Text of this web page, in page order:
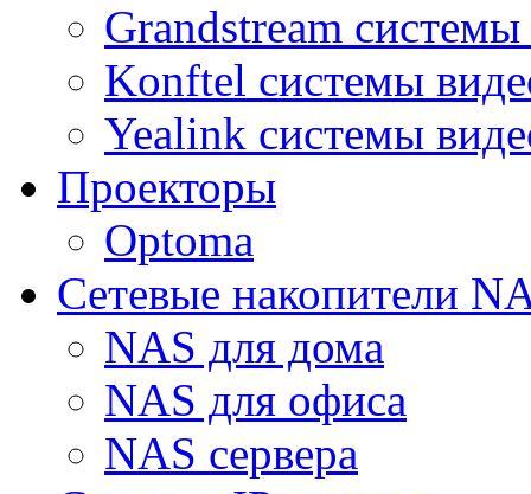
Grandstream
Konftel системы
Yealink системы
Проекторы
Optoma
Сетевые накопители
NAS для дома
NAS для офиса
NAS сервера